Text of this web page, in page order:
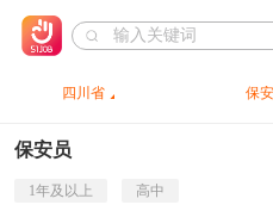
四川省 保安
保安员
1年及以上 高中